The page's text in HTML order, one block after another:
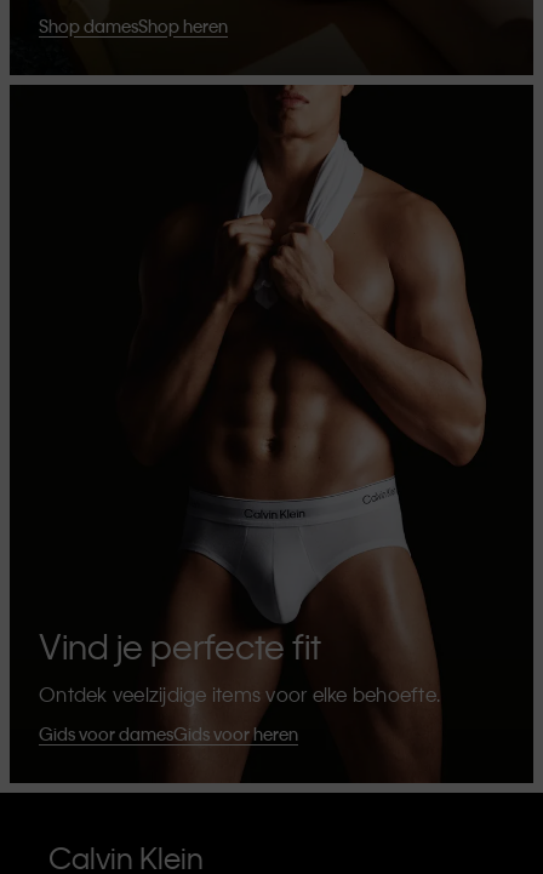
Shop damesShop heren
Vind je perfecte fit
Ontdek veelzijdige items voor elke behoefte.
Gids voor damesGids voor heren
Calvin Klein